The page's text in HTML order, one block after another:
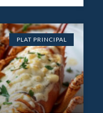
PLAT PRINCIPAL